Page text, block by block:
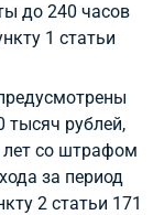
до 240 часов
1 статьи
рублей,
со штрафом
за период
2 статьи 171